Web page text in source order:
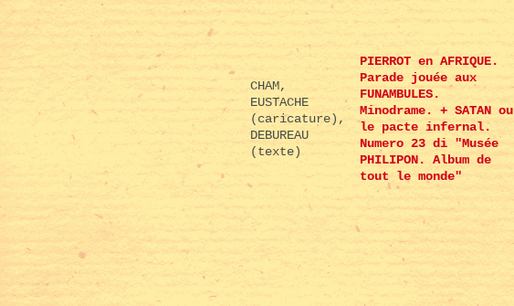
CHAM,
EUSTACHE
(caricature),
DEBUREAU
(texte)
PIERROT en AFRIQUE.
Parade jouée aux
FUNAMBULES.
Minodrame. + SATAN ou
le pacte infernal.
Numero 23 di "Musée
PHILIPON. Album de
tout le monde"